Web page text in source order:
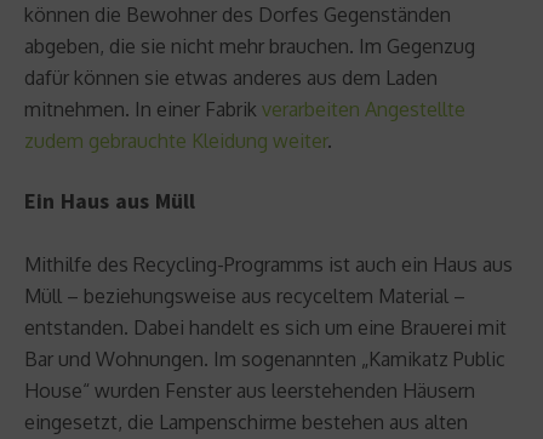
können die Bewohner des Dorfes Gegenständen
abgeben, die sie nicht mehr brauchen. Im Gegenzug
dafür können sie etwas anderes aus dem Laden
mitnehmen. In einer Fabrik verarbeiten Angestellte
zudem gebrauchte Kleidung weiter.
Ein Haus aus Müll
Mithilfe des Recycling-Programms ist auch ein Haus aus
Müll – beziehungsweise aus recyceltem Material –
entstanden. Dabei handelt es sich um eine Brauerei mit
Bar und Wohnungen. Im sogenannten „Kamikatz Public
House“ wurden Fenster aus leerstehenden Häusern
eingesetzt, die Lampenschirme bestehen aus alten